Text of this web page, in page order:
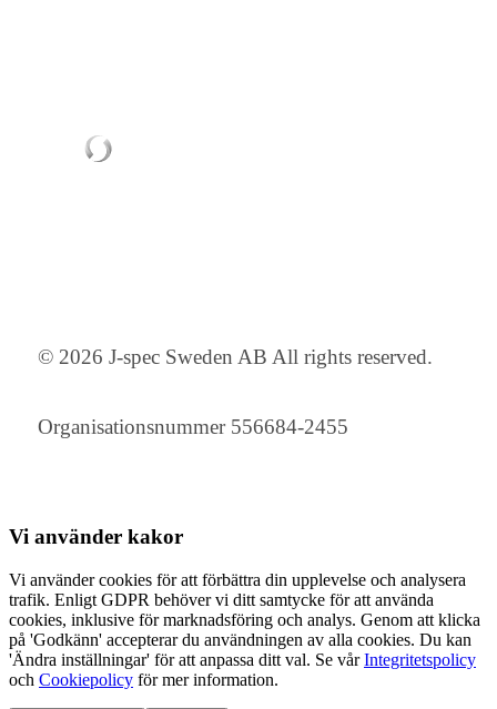
© 2026 J-spec Sweden AB All rights reserved.
Organisationsnummer 556684-2455
Vi använder kakor
Vi använder cookies för att förbättra din upplevelse och analysera
trafik. Enligt GDPR behöver vi ditt samtycke för att använda
cookies, inklusive för marknadsföring och analys. Genom att klicka
på 'Godkänn' accepterar du användningen av alla cookies. Du kan
'Ändra inställningar' för att anpassa ditt val. Se vårIntegritetspolicy
och Cookiepolicy för mer information.